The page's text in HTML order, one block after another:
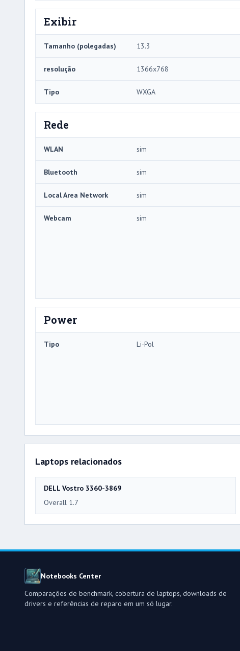
Exibir
Tamanho (polegadas) 13.3
resolução 1366x768
Tipo WXGA
Rede
WLAN sim
Bluetooth sim
Local Area Network sim
Webcam sim
Power
Tipo Li-Pol
Laptops relacionados
DELL Vostro 3360-3869
Overall 1.7
Notebooks Center
Comparações de benchmark, cobertura de laptops, downloads de
drivers e referências de reparo em um só lugar.